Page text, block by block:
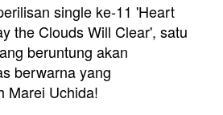
single ke-11 'Heart
the Clouds Will Clear', satu
beruntung akan
berwarna yang
Marei Uchida!